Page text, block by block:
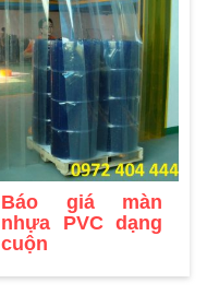
Báo giá màn
nhựa PVC dạng
cuộn